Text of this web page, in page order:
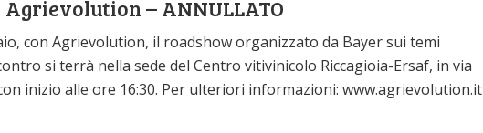
– ANNULLATO
con Agrievolution, il roadshow organizzato da Bayer sui temi
si terrà nella sede del Centro vitivinicolo Riccagioia-Ersaf, in via
inizio alle ore 16:30. Per ulteriori informazioni: www.agrievolution.it